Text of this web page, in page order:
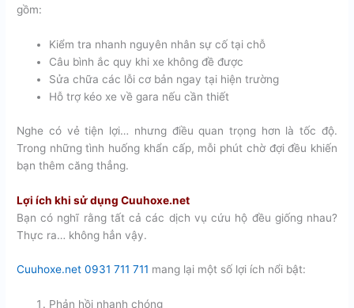
gồm:
Kiểm tra nhanh nguyên nhân sự cố tại chỗ
Câu bình ắc quy khi xe không đề được
Sửa chữa các lỗi cơ bản ngay tại hiện trường
Hỗ trợ kéo xe về gara nếu cần thiết
Nghe có vẻ tiện lợi… nhưng điều quan trọng hơn là tốc độ.
Trong những tình huống khẩn cấp, mỗi phút chờ đợi đều khiến
bạn thêm căng thẳng.
Lợi ích khi sử dụng Cuuhoxe.net
Bạn có nghĩ rằng tất cả các dịch vụ cứu hộ đều giống nhau?
Thực ra… không hẳn vậy.
Cuuhoxe.net 0931 711 711 mang lại một số lợi ích nổi bật:
Phản hồi nhanh chóng